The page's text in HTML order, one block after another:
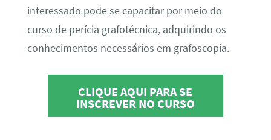
interessado pode se capacitar por meio do
curso de perícia grafotécnica, adquirindo os
conhecimentos necessários em grafoscopia.
CLIQUE AQUI PARA SE
INSCREVER NO CURSO